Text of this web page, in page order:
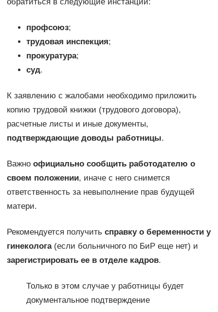
обратиться в следующие инстанции:
профсоюз;
трудовая инспекция;
прокуратура;
суд.
К заявлению с жалобами необходимо приложить
копию трудовой книжки (трудового договора),
расчетные листы и иные документы,
подтверждающие доводы работницы.
Важно официально сообщить работодателю о
своем положении, иначе с него снимется
ответственность за невыполнение прав будущей
матери.
Рекомендуется получить справку о беременности у
гинеколога(если больничного по БиР еще нет) и
зарегистрировать ее в отделе кадров.
Только в этом случае у работницы будет
документальное подтверждение